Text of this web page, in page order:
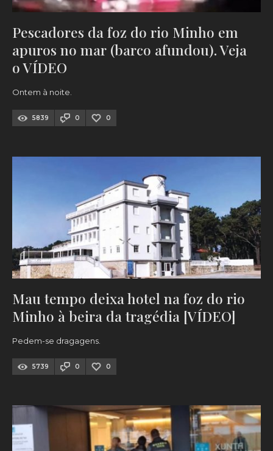
Pescadores da foz do rio Minho em
apuros no mar (barco afundou). Veja
o VÍDEO
Ontem à noite.
5839 0 0
Mau tempo deixa hotel na foz do rio
Minho à beira da tragédia [VÍDEO]
Pedem-se dragagens.
5739 0 0